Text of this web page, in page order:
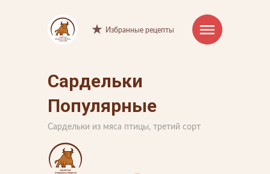
Интернет-магазин
Продукция
Рецепты
Избранные рецепты
Сардельки
Популярные
Сардельки из мяса птицы, третий сорт